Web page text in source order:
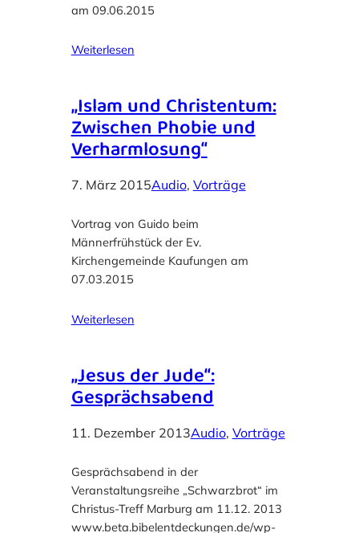
am 09.06.2015
Weiterlesen
„Islam und Christentum:
Zwischen Phobie und
Verharmlosung“
7. März 2015Audio, Vorträge
Vortrag von Guido beim
Männerfrühstück der Ev.
Kirchengemeinde Kaufungen am
07.03.2015
Weiterlesen
„Jesus der Jude“:
Gesprächsabend
11. Dezember 2013Audio, Vorträge
Gesprächsabend in der
Veranstaltungsreihe „Schwarzbrot“ im
Christus-Treff Marburg am 11.12. 2013
www.beta.bibelentdeckungen.de/wp-